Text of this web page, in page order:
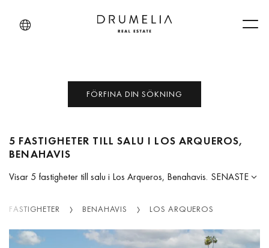
FÖRFINA DIN SÖKNING
5 FASTIGHETER TILL SALU I LOS ARQUEROS,
BENAHAVIS
Visar 5 fastigheter till salu i Los Arqueros, Benahavis. SENASTE
FASTIGHETER BENAHAVIS LOS ARQUEROS